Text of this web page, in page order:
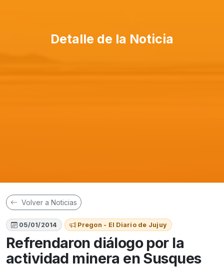
Detalle de la Noticia
Volver a Noticias
05/01/2014 Pregon - El Diario de Jujuy
Refrendaron diálogo por la
actividad minera en Susques